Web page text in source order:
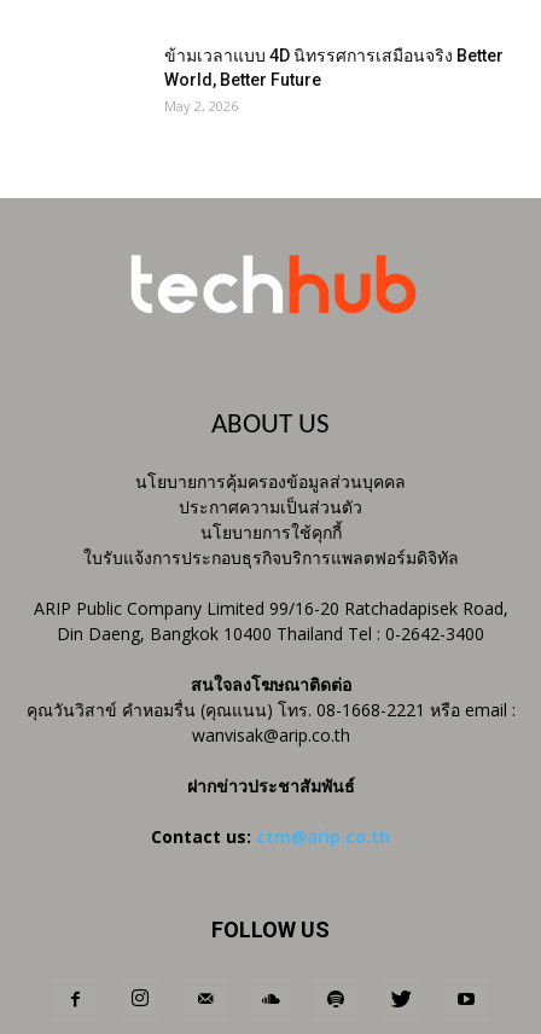
ข้ามเวลาแบบ 4D นิทรรศการเสมือนจริง Better
World, Better Future
May 2, 2026
ABOUT US
นโยบายการคุ้มครองข้อมูลส่วนบุคคล
ประกาศความเป็นส่วนตัว
นโยบายการใช้คุกกี้
ใบรับแจ้งการประกอบธุรกิจบริการแพลตฟอร์มดิจิทัล
ARIP Public Company Limited 99/16-20 Ratchadapisek Road,
Din Daeng, Bangkok 10400 Thailand Tel : 0-2642-3400
สนใจลงโฆษณาติดต่อ
คุณวันวิสาข์ คำหอมรื่น (คุณแนน) โทร. 08-1668-2221 หรือ email :
wanvisak@arip.co.th
ฝากข่าวประชาสัมพันธ์
Contact us: ctm@arip.co.th
FOLLOW US